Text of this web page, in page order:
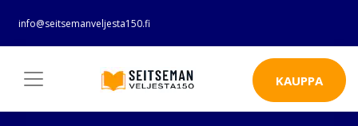
info@seitsemanveljesta150.fi
KAUPPA